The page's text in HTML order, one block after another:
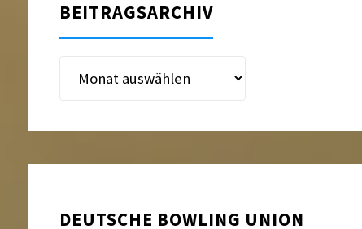
BEITRAGSARCHIV
Beitragsarchiv
DEUTSCHE BOWLING UNION